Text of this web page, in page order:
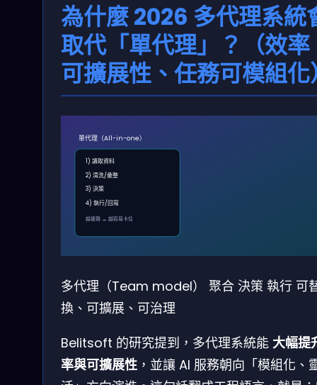
為什麼 2026 多代理系統
取代「單代理」？（效率
可擴展性、任務可模組化
單代理（All-in-one）
1) 讀取資料
2) 清洗/彙整
3) 決策
4) 執行/回寫
越複雜 → 越容易卡住
多代理（Team model） 聚合 決策 執行 可
換、可擴展、可治理
Belitsoft 的研究提到，多代理系統能 大幅提
率與可擴展性 ，並讓 AI 服務朝向「模組化、